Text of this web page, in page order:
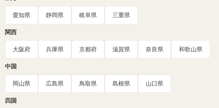
愛知県 静岡県 岐阜県 三重県
関西
大阪府 兵庫県 京都府 滋賀県 奈良県 和歌山県
中国
岡山県 広島県 鳥取県 島根県 山口県
四国